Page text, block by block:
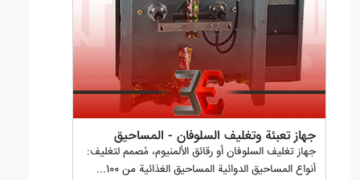
جهاز تعبئة وتغليف السلوفان - المساحيق
جهاز تغليف السلوفان أو رقائق الألمنيوم، مُصمم لتغليف:
أنواع المساحيق الدوائية المساحيق الغذائية من 100...